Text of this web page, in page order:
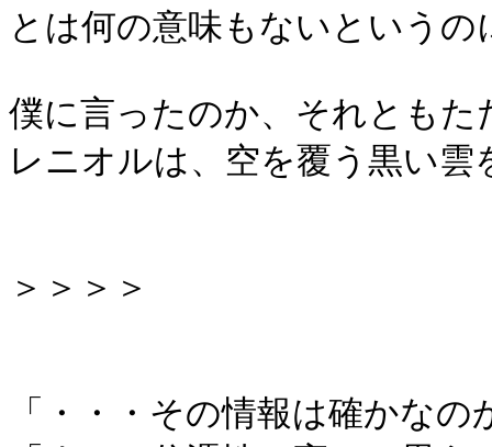
とは何の意味もないというの
僕に言ったのか、それともた
レニオルは、空を覆う黒い
＞＞＞＞
「・・・その情報は確かな